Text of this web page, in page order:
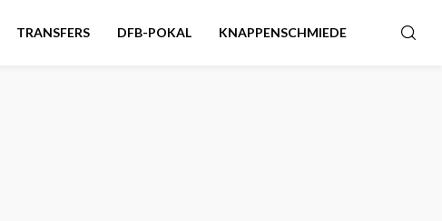
TRANSFERS DFB-POKAL KNAPPENSCHMIEDE